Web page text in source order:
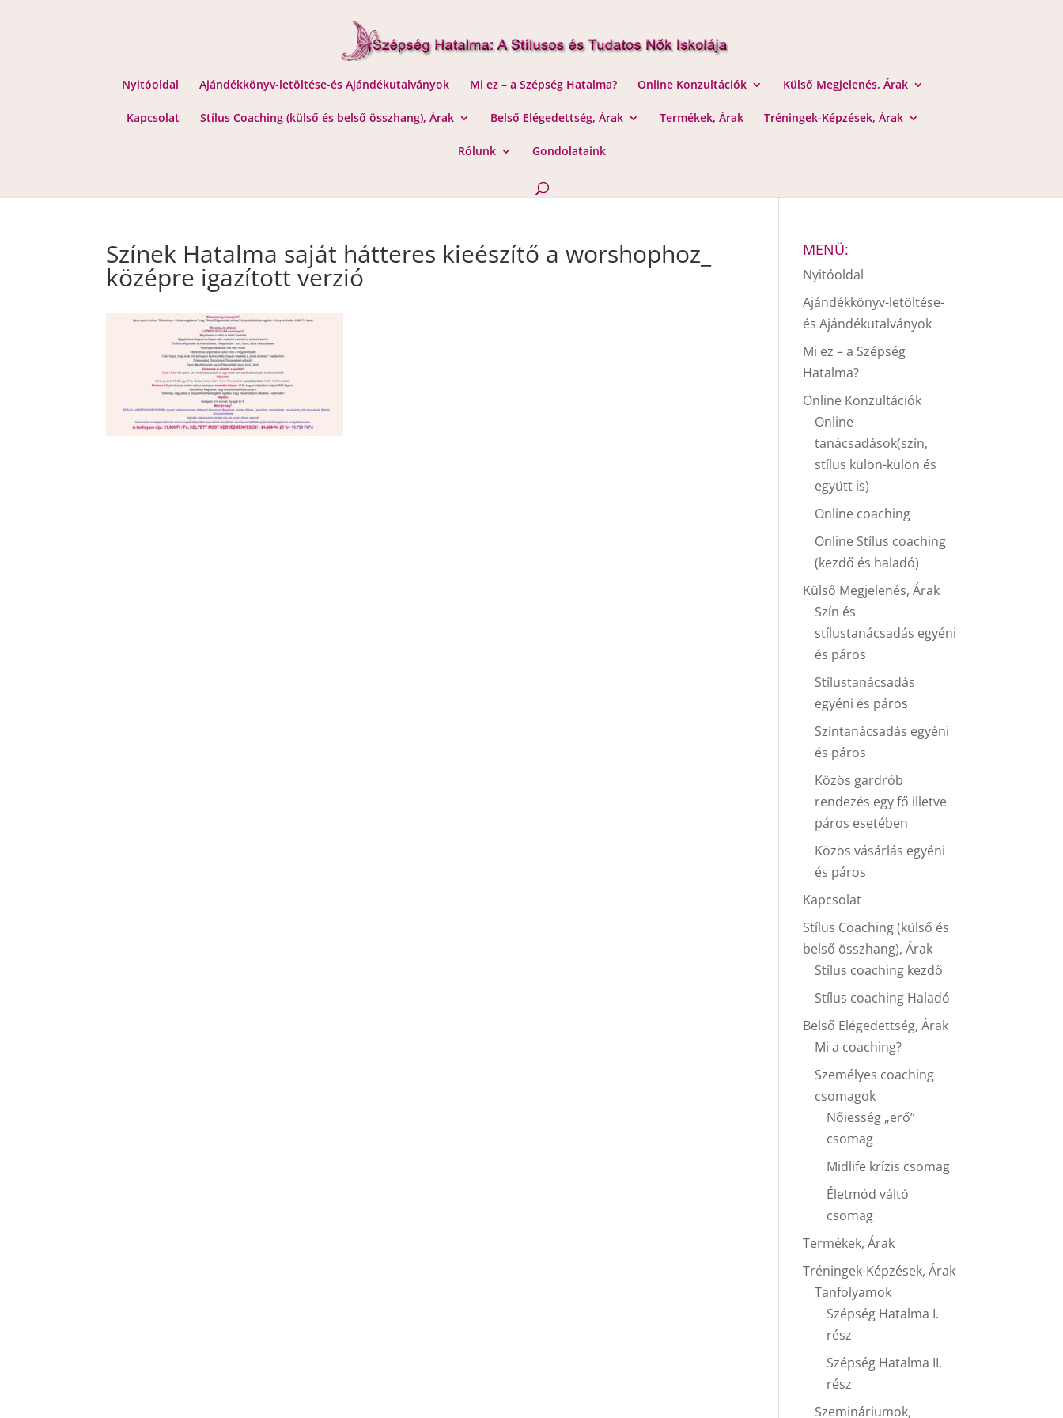
Nyitóoldal Ajándékkönyv-letöltése-és Ajándékutalványok Mi ez – a Szépség Hatalma? Online Konzultációk Külső Megjelenés, Árak
Kapcsolat Stílus Coaching (külső és belső összhang), Árak Belső Elégedettség, Árak Termékek, Árak Tréningek-Képzések, Árak
Rólunk Gondolataink
Színek Hatalma saját hátteres kieészítő a worshophoz_
középre igazított verzió
MENÜ:
Nyitóoldal
Ajándékkönyv-letöltése-
és Ajándékutalványok
Mi ez – a Szépség
Hatalma?
Online Konzultációk
Online
tanácsadások(szín,
stílus külön-külön és
együtt is)
Online coaching
Online Stílus coaching
(kezdő és haladó)
Külső Megjelenés, Árak
Szín és
stílustanácsadás egyéni
és páros
Stílustanácsadás
egyéni és páros
Színtanácsadás egyéni
és páros
Közös gardrób
rendezés egy fő illetve
páros esetében
Közös vásárlás egyéni
és páros
Kapcsolat
Stílus Coaching (külső és
belső összhang), Árak
Stílus coaching kezdő
Stílus coaching Haladó
Belső Elégedettség, Árak
Mi a coaching?
Személyes coaching
csomagok
Nőiesség „erő”
csomag
Midlife krízis csomag
Életmód váltó
csomag
Termékek, Árak
Tréningek-Képzések, Árak
Tanfolyamok
Szépség Hatalma I.
rész
Szépség Hatalma II.
rész
Szemináriumok,